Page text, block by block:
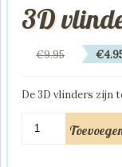
3D
€9.95
prijs
€9.95.
€
De 3D vlinders zijn
vlinders